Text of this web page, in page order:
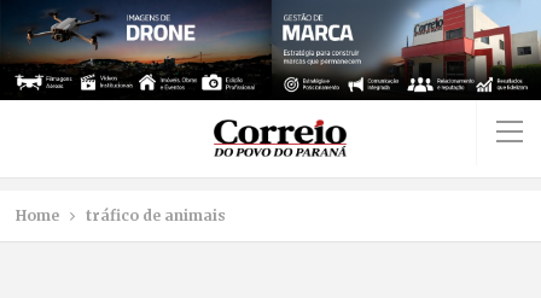
Home tráfico de animais